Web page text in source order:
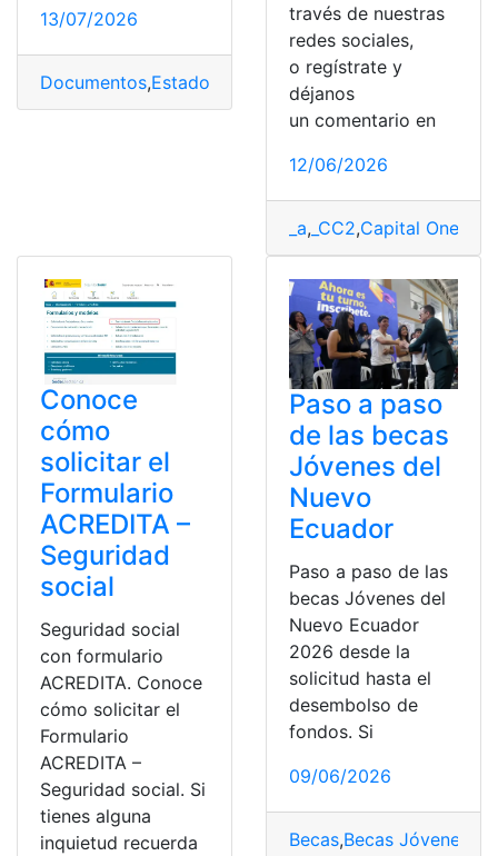
13/07/2026
Documentos,Estados Unidos número Solicitud
través de nuestras
redes sociales,
o regístrate y
déjanos
un comentario en
12/06/2026
_a, _CC2,Capital One
Conoce
cómo
solicitar el
Formulario
ACREDITA –
Seguridad
social
Seguridad social
con formulario
ACREDITA. Conoce
cómo solicitar el
Formulario
ACREDITA –
Seguridad social. Si
tienes alguna
inquietud recuerda
Paso a paso
de las becas
Jóvenes del
Nuevo
Ecuador
Paso a paso de las
becas Jóvenes del
Nuevo Ecuador
2026 desde la
solicitud hasta el
desembolso de
fondos. Si
09/06/2026
Becas,Becas Jóvenes